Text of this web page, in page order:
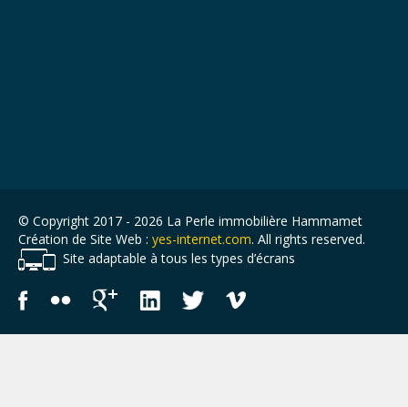
© Copyright 2017 - 2026 La Perle immobilière Hammamet
Création de Site Web : yes-internet.com. All rights reserved.
Site adaptable à tous les types d’écrans